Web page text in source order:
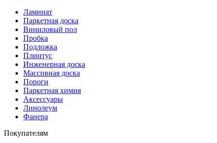
Ламинат
Паркетная доска
Виниловый пол
Пробка
Подложка
Плинтус
Инженерная доска
Массивная доска
Пороги
Паркетная химия
Аксессуары
Линолеум
Фанера
Покупателям